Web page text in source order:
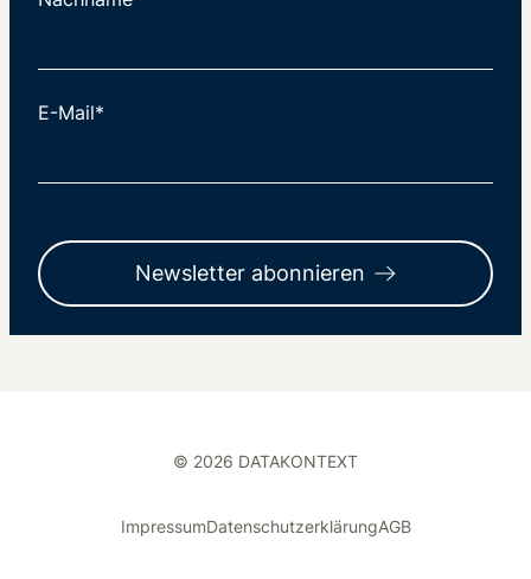
E-Mail*
Newsletter abonnieren
© 2026 DATAKONTEXT
ImpressumDatenschutzerklärungAGB